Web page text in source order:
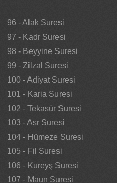
96 - Alak Suresi
97 - Kadr Suresi
98 - Beyyine Suresi
99 - Zilzal Suresi
100 - Adiyat Suresi
101 - Karia Suresi
102 - Tekasür Suresi
103 - Asr Suresi
104 - Hümeze Suresi
105 - Fil Suresi
106 - Kureyş Suresi
107 - Maun Suresi